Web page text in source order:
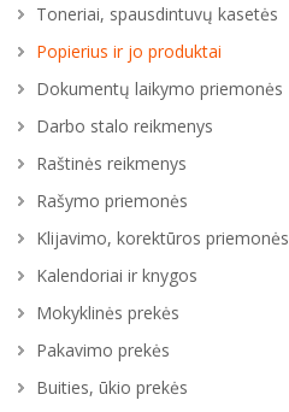
Toneriai, spausdintuvų kasetės
Popierius ir jo produktai
Dokumentų laikymo priemonės
Darbo stalo reikmenys
Raštinės reikmenys
Rašymo priemonės
Klijavimo, korektūros priemonės
Kalendoriai ir knygos
Mokyklinės prekės
Pakavimo prekės
Buities, ūkio prekės